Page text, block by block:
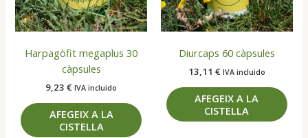
Harpagòfit megaplus 30
càpsules
9,23€ IVA incluido
AFEGEIX A LA
CISTELLA
Diurcaps 60 càpsules
13,11 € IVA incluido
AFEGEIX A LA
CISTELLA